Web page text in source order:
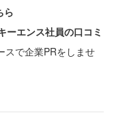
５つの施策
ら
ーエンス社員の口コミ
スで企業PRをしませ